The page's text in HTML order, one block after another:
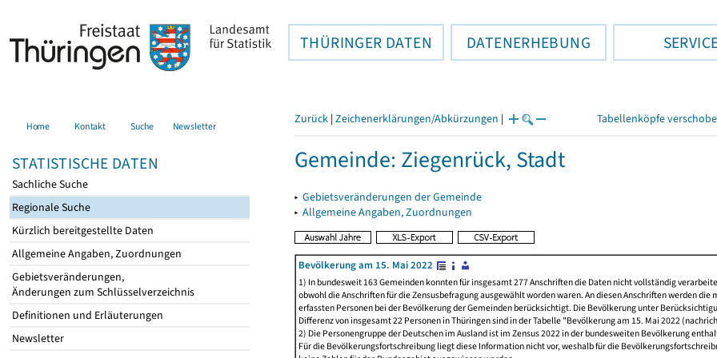
THÜRINGER DATEN DATENERHEBUNG
Home Kontakt Suche Newsletter
STATISTISCHE DATEN
Sachliche Suche
Regionale Suche
Kürzlich bereitgestellte Daten
Allgemeine Angaben, Zuordnungen
Gebietsveränderungen,
Änderungen zum Schlüsselverzeichnis
Definitionen und Erläuterungen
Newsletter
Zurück | Zeichenerklärungen/Abkürzungen | Tabellenköpfe
Gemeinde: Ziegenrück, Stadt
▸ Gebietsveränderungen der Gemeinde
▸ Allgemeine Angaben, Zuordnungen
Bevölkerung am 15. Mai 2022
1) In bundesweit 163 Gemeinden konnten für insgesamt 277 Anschriften die Daten nicht vollständig
obwohl die Anschriften für die Zensusbefragung ausgewählt worden waren. An diesen Anschriften werden die
erfassten Personen bei der Bevölkerung der Gemeinden berücksichtigt. Die Bevölkerung unter
Differenz von insgesamt 22 Personen in Thüringen sind in der Tabelle "Bevölkerung am 15. Mai 2022
2) Die Personengruppe der Deutschen im Ausland ist im Zensus 2022 in der bundesweiten Bevölkerung
Für die Bevölkerungsfortschreibung liegt diese Information nicht vor, weshalb für die